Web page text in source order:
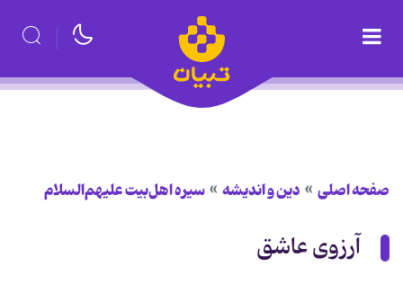
صفحه اصلی دین و اندیشه سیره اهل‌بیت علیهم‌السلام
آرزوی عاشق